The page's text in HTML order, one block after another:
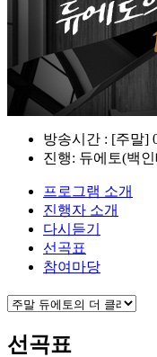
방송시간 : [주말]
진행: 듀에토(백
프로그램 소개
진행자 소개
다시듣기
선곡표
참여마당
선곡표